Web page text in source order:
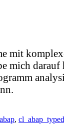
mich darauf
abap,